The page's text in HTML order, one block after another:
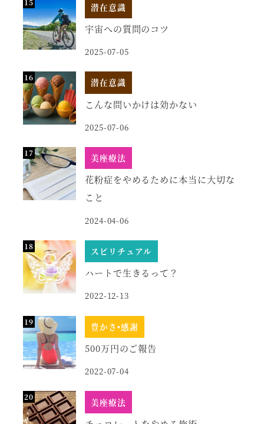
潜在意識
宇宙への質問のコツ
2025-07-05
潜在意識
こんな問いかけは効かない
2025-07-06
美座療法
花粉症をやめるために本当に大切な
こと
2024-04-06
スピリチュアル
ハートで生きるって？
2022-12-13
豊かさ•感謝
500万円のご報告
2022-07-04
美座療法